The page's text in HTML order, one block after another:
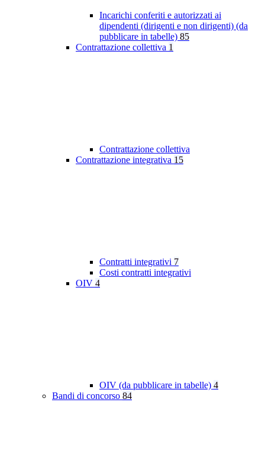
Incarichi conferiti e autorizzati ai
dipendenti (dirigenti e non dirigenti) (da
pubblicare in tabelle) 85
Contrattazione collettiva 1
Contrattazione collettiva
Contrattazione integrativa 15
Contratti integrativi 7
Costi contratti integrativi
OIV 4
OIV (da pubblicare in tabelle) 4
Bandi di concorso 84